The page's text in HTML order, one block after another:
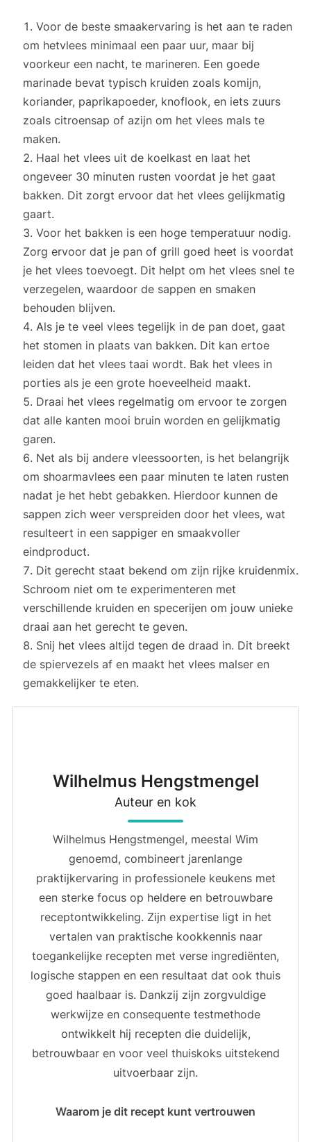
Voor de beste smaakervaring is het aan te raden
om hetvlees minimaal een paar uur, maar bij
voorkeur een nacht, te marineren. Een goede
marinade bevat typisch kruiden zoals komijn,
koriander, paprikapoeder, knoflook, en iets zuurs
zoals citroensap of azijn om het vlees mals te
maken.
Haal het vlees uit de koelkast en laat het
ongeveer 30 minuten rusten voordat je het gaat
bakken. Dit zorgt ervoor dat het vlees gelijkmatig
gaart.
Voor het bakken is een hoge temperatuur nodig.
Zorg ervoor dat je pan of grill goed heet is voordat
je het vlees toevoegt. Dit helpt om het vlees snel te
verzegelen, waardoor de sappen en smaken
behouden blijven.
Als je te veel vlees tegelijk in de pan doet, gaat
het stomen in plaats van bakken. Dit kan ertoe
leiden dat het vlees taai wordt. Bak het vlees in
porties als je een grote hoeveelheid maakt.
Draai het vlees regelmatig om ervoor te zorgen
dat alle kanten mooi bruin worden en gelijkmatig
garen.
Net als bij andere vleessoorten, is het belangrijk
om shoarmavlees een paar minuten te laten rusten
nadat je het hebt gebakken. Hierdoor kunnen de
sappen zich weer verspreiden door het vlees, wat
resulteert in een sappiger en smaakvoller
eindproduct.
Dit gerecht staat bekend om zijn rijke kruidenmix.
Schroom niet om te experimenteren met
verschillende kruiden en specerijen om jouw unieke
draai aan het gerecht te geven.
Snij het vlees altijd tegen de draad in. Dit breekt
de spiervezels af en maakt het vlees malser en
gemakkelijker te eten.
Wilhelmus Hengstmengel
Auteur en kok
Wilhelmus Hengstmengel, meestal Wim
genoemd, combineert jarenlange
praktijkervaring in professionele keukens met
een sterke focus op heldere en betrouwbare
receptontwikkeling. Zijn expertise ligt in het
vertalen van praktische kookkennis naar
toegankelijke recepten met verse ingrediënten,
logische stappen en een resultaat dat ook thuis
goed haalbaar is. Dankzij zijn zorgvuldige
werkwijze en consequente testmethode
ontwikkelt hij recepten die duidelijk,
betrouwbaar en voor veel thuiskoks uitstekend
uitvoerbaar zijn.
Waarom je dit recept kunt vertrouwen